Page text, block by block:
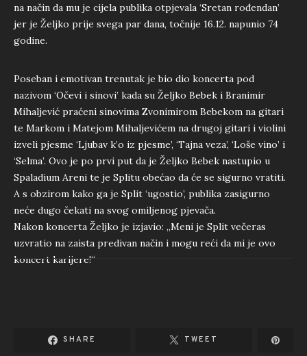
na način da mu je cijela publika otpjevala ‘Sretan rođendan’
jer je Željko prije svega par dana, točnije 16.12. napunio 74
godine.
Poseban i emotivan trenutak je bio dio koncerta pod
nazivom ‘Očevi i sinovi’ kada su Željko Bebek i Branimir
Mihaljević praćeni sinovima Zvonimirom Bebekom na gitari
te Markom i Matejom Mihaljevićem na drugoj gitari i violini
izveli pjesme ‘Ljubav k’o iz pjesme’, ‘Tajna veza’, ‘Loše vino’ i
‘Selma’. Ovo je po prvi put da je Željko Bebek nastupio u
Spaladium Areni te je Splitu obećao da će se sigurno vratiti.
A s obzirom kako ga je Split ‘ugostio’, publika zasigurno
neće dugo čekati na svog omiljenog pjevača.
Nakon koncerta Željko je izjavio: „Meni je Split večeras
uzvratio na zaista predivan način i mogu reći da mi je ovo
koncert karijere!“
SHARE TWEET